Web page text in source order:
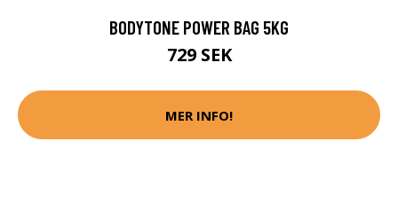
BODYTONE POWER BAG 5KG
729 SEK
MER INFO!